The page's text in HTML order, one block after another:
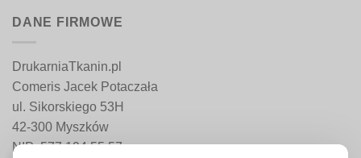
DANE FIRMOWE
DrukarniaTkanin.pl
Comeris Jacek Potaczała
ul. Sikorskiego 53H
42-300 Myszków
NIP: 577 194 55 57